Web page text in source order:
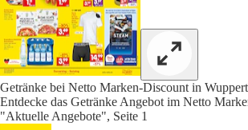
Getränke bei Netto Marken-Discount in
Entdecke das Getränke Angebot im Netto
"Aktuelle Angebote", Seite 1